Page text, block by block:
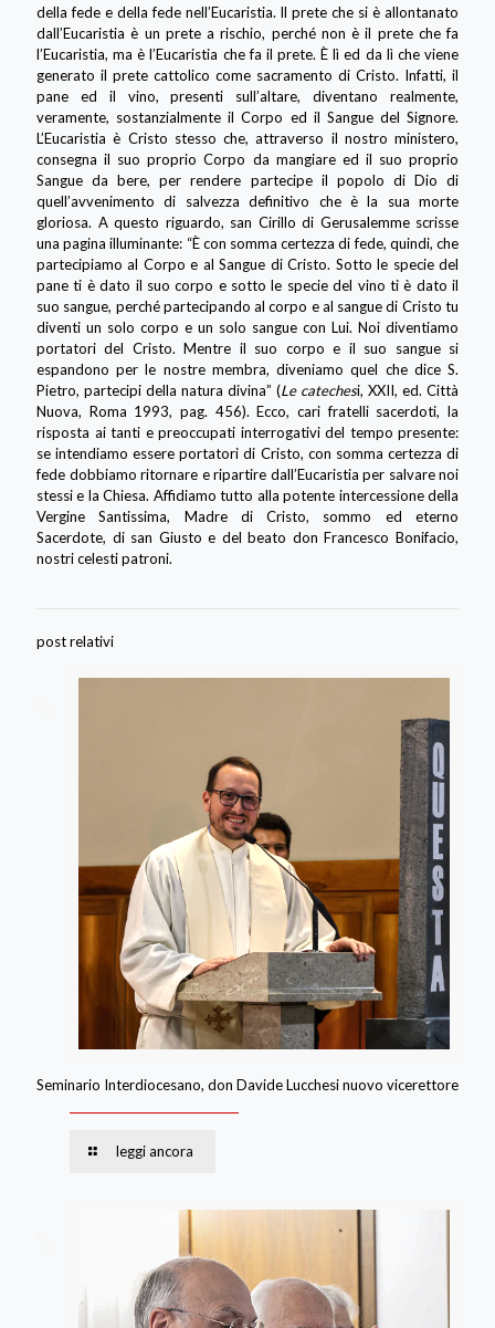
della fede e della fede nell’Eucaristia. Il prete che si è allontanato
dall’Eucaristia è un prete a rischio, perché non è il prete che fa
l’Eucaristia, ma è l’Eucaristia che fa il prete. È lì ed da lì che viene
generato il prete cattolico come sacramento di Cristo. Infatti, il
pane ed il vino, presenti sull’altare, diventano realmente,
veramente, sostanzialmente il Corpo ed il Sangue del Signore.
L’Eucaristia è Cristo stesso che, attraverso il nostro ministero,
consegna il suo proprio Corpo da mangiare ed il suo proprio
Sangue da bere, per rendere partecipe il popolo di Dio di
quell’avvenimento di salvezza definitivo che è la sua morte
gloriosa. A questo riguardo, san Cirillo di Gerusalemme scrisse
una pagina illuminante: “È con somma certezza di fede, quindi, che
partecipiamo al Corpo e al Sangue di Cristo. Sotto le specie del
pane ti è dato il suo corpo e sotto le specie del vino ti è dato il
suo sangue, perché partecipando al corpo e al sangue di Cristo tu
diventi un solo corpo e un solo sangue con Lui. Noi diventiamo
portatori del Cristo. Mentre il suo corpo e il suo sangue si
espandono per le nostre membra, diveniamo quel che dice S.
Pietro, partecipi della natura divina” (Le catechesi, XXII, ed. Città
Nuova, Roma 1993, pag. 456). Ecco, cari fratelli sacerdoti, la
risposta ai tanti e preoccupati interrogativi del tempo presente:
se intendiamo essere portatori di Cristo, con somma certezza di
fede dobbiamo ritornare e ripartire dall’Eucaristia per salvare noi
stessi e la Chiesa. Affidiamo tutto alla potente intercessione della
Vergine Santissima, Madre di Cristo, sommo ed eterno
Sacerdote, di san Giusto e del beato don Francesco Bonifacio,
nostri celesti patroni.
post relativi
Seminario Interdiocesano, don Davide Lucchesi nuovo vicerettore
leggi ancora